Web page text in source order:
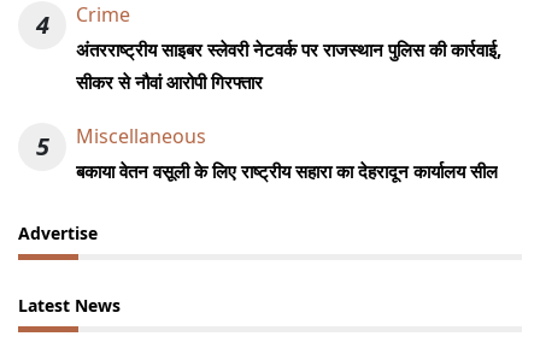
4 Crime
अंतरराष्ट्रीय साइबर स्लेवरी नेटवर्क पर राजस्थान पुलिस की कार्रवाई,
सीकर से नौवां आरोपी गिरफ्तार
5 Miscellaneous
बकाया वेतन वसूली के लिए राष्ट्रीय सहारा का देहरादून कार्यालय सील
Advertise
Latest News